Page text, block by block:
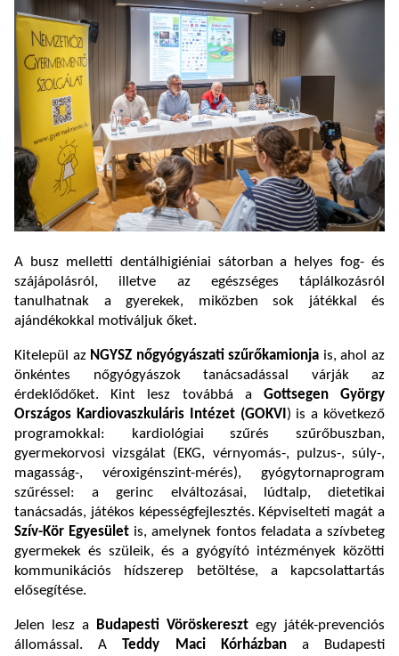
A busz melletti dentálhigiéniai sátorban a helyes fog- és
szájápolásról, illetve az egészséges táplálkozásról
tanulhatnak a gyerekek, miközben sok játékkal és
ajándékokkal motiváljuk őket.
Kitelepül az NGYSZ nőgyógyászati szűrőkamionja is, ahol az
önkéntes nőgyógyászok tanácsadással várják az
érdeklődőket. Kint lesz továbbá a Gottsegen György
Országos Kardiovaszkuláris Intézet (GOKVI) is a következő
programokkal: kardiológiai szűrés szűrőbuszban,
gyermekorvosi vizsgálat (EKG, vérnyomás-, pulzus-, súly-,
magasság-, véroxigénszint-mérés), gyógytornaprogram
szűréssel: a gerinc elváltozásai, lúdtalp, dietetikai
tanácsadás, játékos képességfejlesztés. Képviselteti magát a
Szív-Kör Egyesület is, amelynek fontos feladata a szívbeteg
gyermekek és szüleik, és a gyógyító intézmények közötti
kommunikációs hídszerep betöltése, a kapcsolattartás
elősegítése.
Jelen lesz a Budapesti Vöröskereszt egy játék-prevenciós
állomással. ATeddy Maci Kórházbana Budapesti